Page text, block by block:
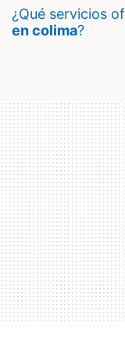
¿qué servicios
en colima?